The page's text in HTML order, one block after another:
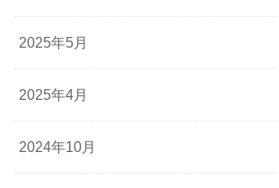
2025年5月
2025年4月
2024年10月